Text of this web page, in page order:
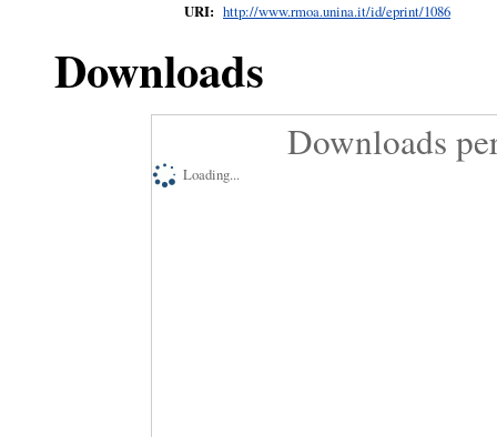
URI: http://www.rmoa.unina.it/id/eprint/1086
Downloads
Downloads
Loading...